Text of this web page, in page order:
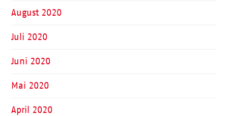
August 2020
Juli 2020
Juni 2020
Mai 2020
April 2020